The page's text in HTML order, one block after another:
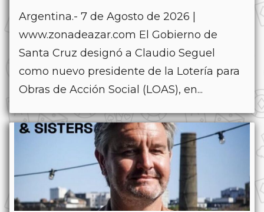
Argentina.- 7 de Agosto de 2026 |
www.zonadeazar.com El Gobierno de
Santa Cruz designó a Claudio Seguel
como nuevo presidente de la Lotería para
Obras de Acción Social (LOAS), en...